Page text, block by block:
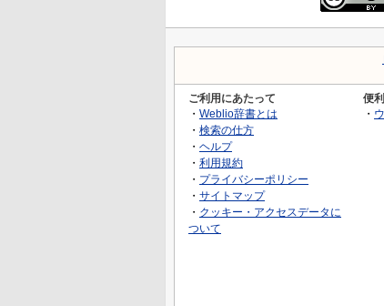
ご利用にあたって
・ Weblio辞書とは
・ 検索の仕方
・ ヘルプ
・ 利用規約
・ プライバシーポリシー
・ サイトマップ
・ クッキー・アクセスデータに
ついて
便
・